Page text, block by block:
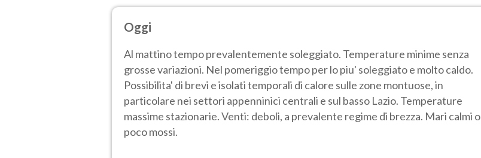
Oggi
Al mattino tempo prevalentemente soleggiato. Temperature minime senza
grosse variazioni. Nel pomeriggio tempo per lo piu' soleggiato e molto caldo.
Possibilita' di brevi e isolati temporali di calore sulle zone montuose, in
particolare nei settori appenninici centrali e sul basso Lazio. Temperature
massime stazionarie. Venti: deboli, a prevalente regime di brezza. Mari calmi o
poco mossi.